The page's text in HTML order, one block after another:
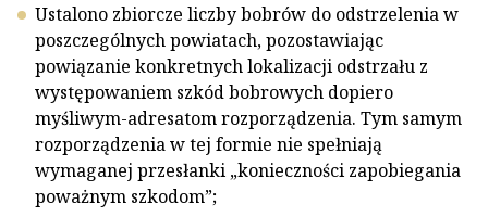
Ustalono zbiorcze liczby bobrów do odstrzelenia w
poszczególnych powiatach, pozostawiając
powiązanie konkretnych lokalizacji odstrzału z
występowaniem szkód bobrowych dopiero
myśliwym-adresatom rozporządzenia. Tym samym
rozporządzenia w tej formie nie spełniają
wymaganej przesłanki „konieczności zapobiegania
poważnym szkodom”;